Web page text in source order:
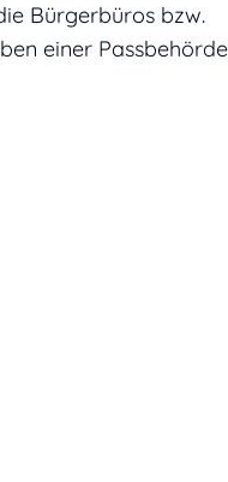
Bürgerbüros bzw.
einer Passbehörde